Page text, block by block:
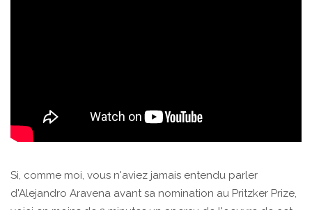
Si, comme moi, vous n'aviez jamais entendu parler
d'Alejandro Aravena avant sa nomination au Pritzker Prize,